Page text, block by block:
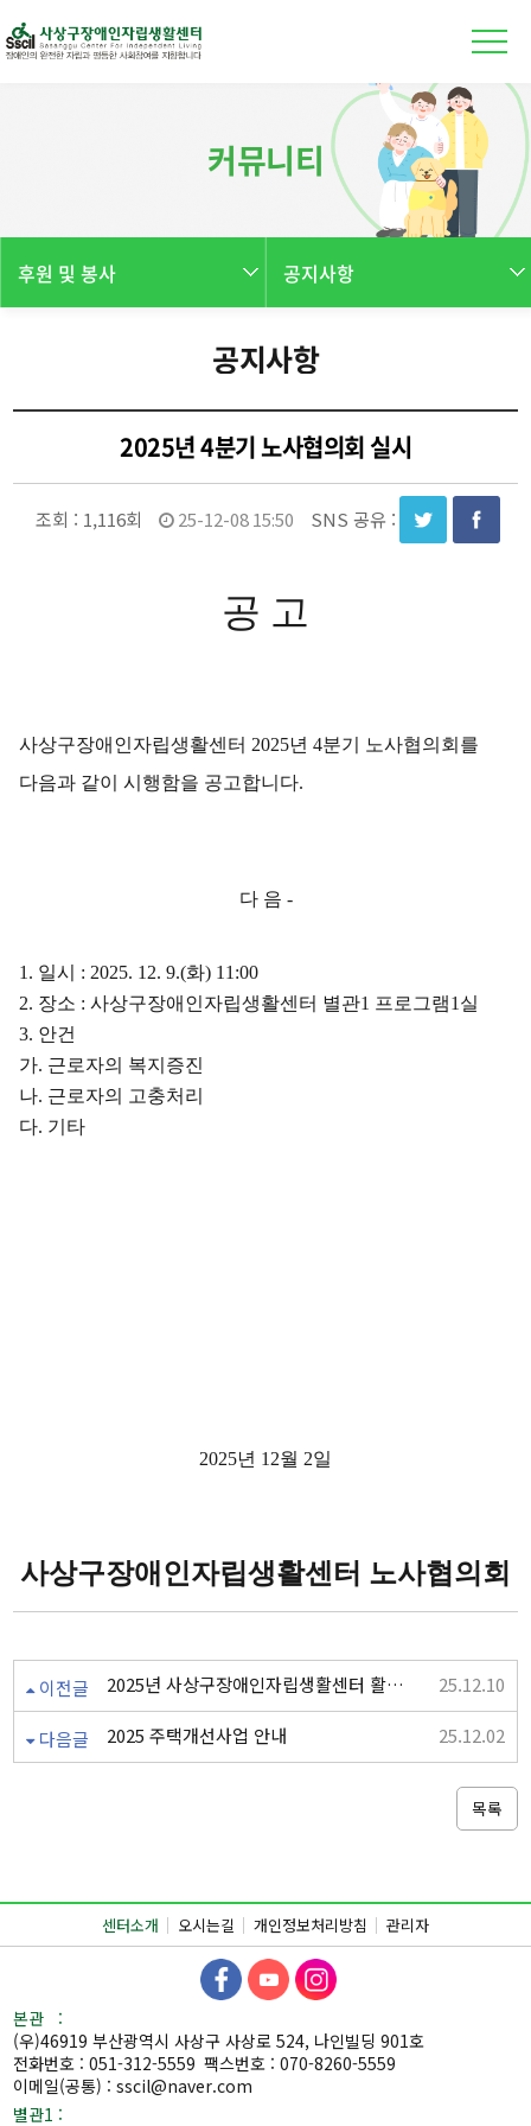
커뮤니티
후원 및 봉사 공지사항
공지사항
2025년 4분기 노사협의회 실시
조회 : 1,116회 25-12-08 15:50 SNS 공유 :
공 고
사상구장애인자립생활센터 2025년4분기 노사협의회를
다음과 같이 시행함을 공고합니다.
다 음 -
1. 일시 : 2025. 12. 9.(화) 11:00
2. 장소 :사상구장애인자립생활센터 별관1 프로그램1 실
3. 안건
가. 근로자의 복지증진
나. 근로자의 고충처리
다. 기타
2025년 12월 2일
사상구장애인자립생활센터 노사협의회
이전글 2025년 사상구장애인자립생활센터 활동지원사업 제4차 운영위원회 실시 25.12.10
다음글 2025 주택개선사업 안내 25.12.02
목록
센터소개 오시는길 개인정보처리방침 관리자
본관 :
(우)46919 부산광역시 사상구 사상로 524, 나인빌딩 901호
전화번호 : 051-312-5559 팩스번호 : 070-8260-5559
이메일(공통) : sscil@naver.com
별관1 :